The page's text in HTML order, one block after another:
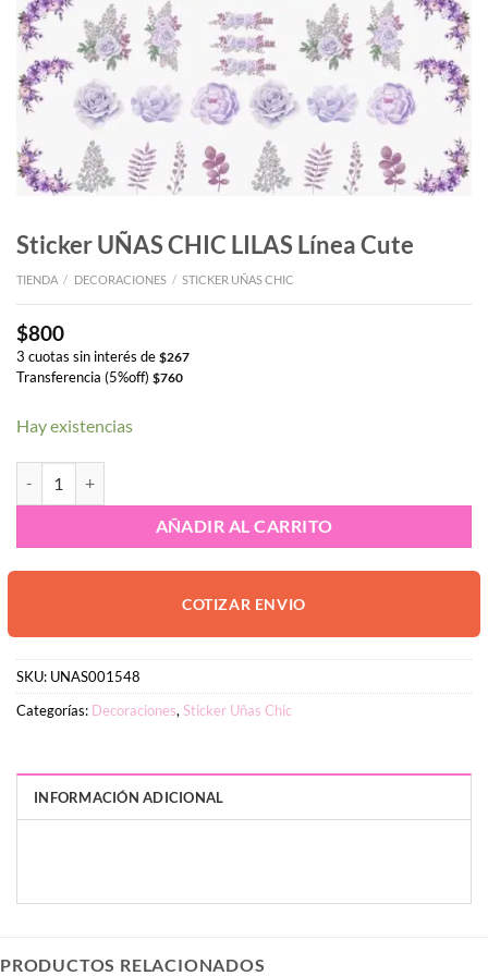
Sticker UÑAS CHIC LILAS Línea Cute
TIENDA / DECORACIONES / STICKER UÑAS CHIC
$800
3 cuotas sin interés de $267
Transferencia (5%off) $760
Hay existencias
AÑADIR AL CARRITO
COTIZAR ENVIO
SKU: UNAS001548
Categorías: Decoraciones,Sticker Uñas Chic
INFORMACIÓN ADICIONAL
PRODUCTOS RELACIONADOS